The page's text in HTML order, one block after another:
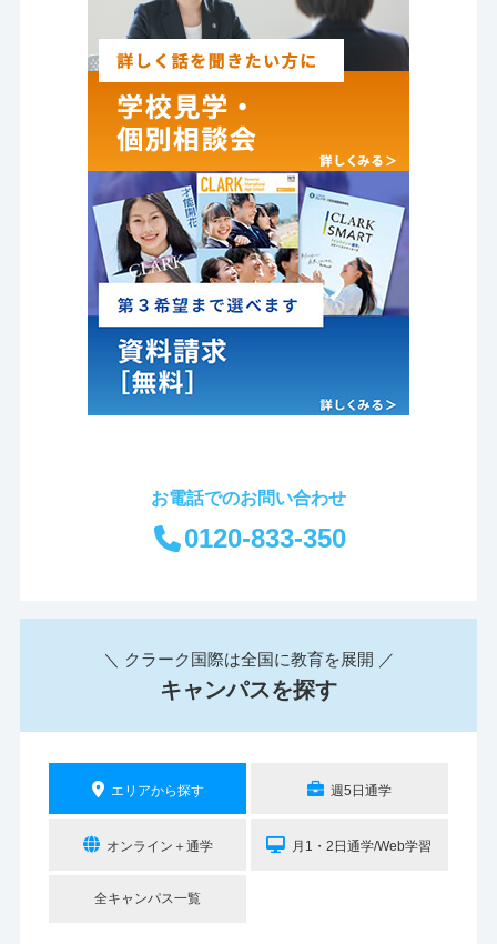
お電話でのお問い合わせ
0120-833-350
＼ クラーク国際は全国に教育を展開 ／
キャンパスを探す
エリアから探す 週5日通学
オンライン＋通学 月1・2日通学/Web学習
全キャンパス一覧